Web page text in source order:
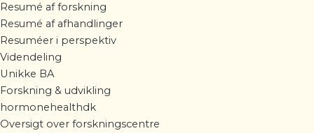
Resumé af forskning
Resumé af afhandlinger
Resuméer i perspektiv
Videndeling
Unikke BA
Forskning & udvikling
hormonehealthdk
Oversigt over forskningscentre